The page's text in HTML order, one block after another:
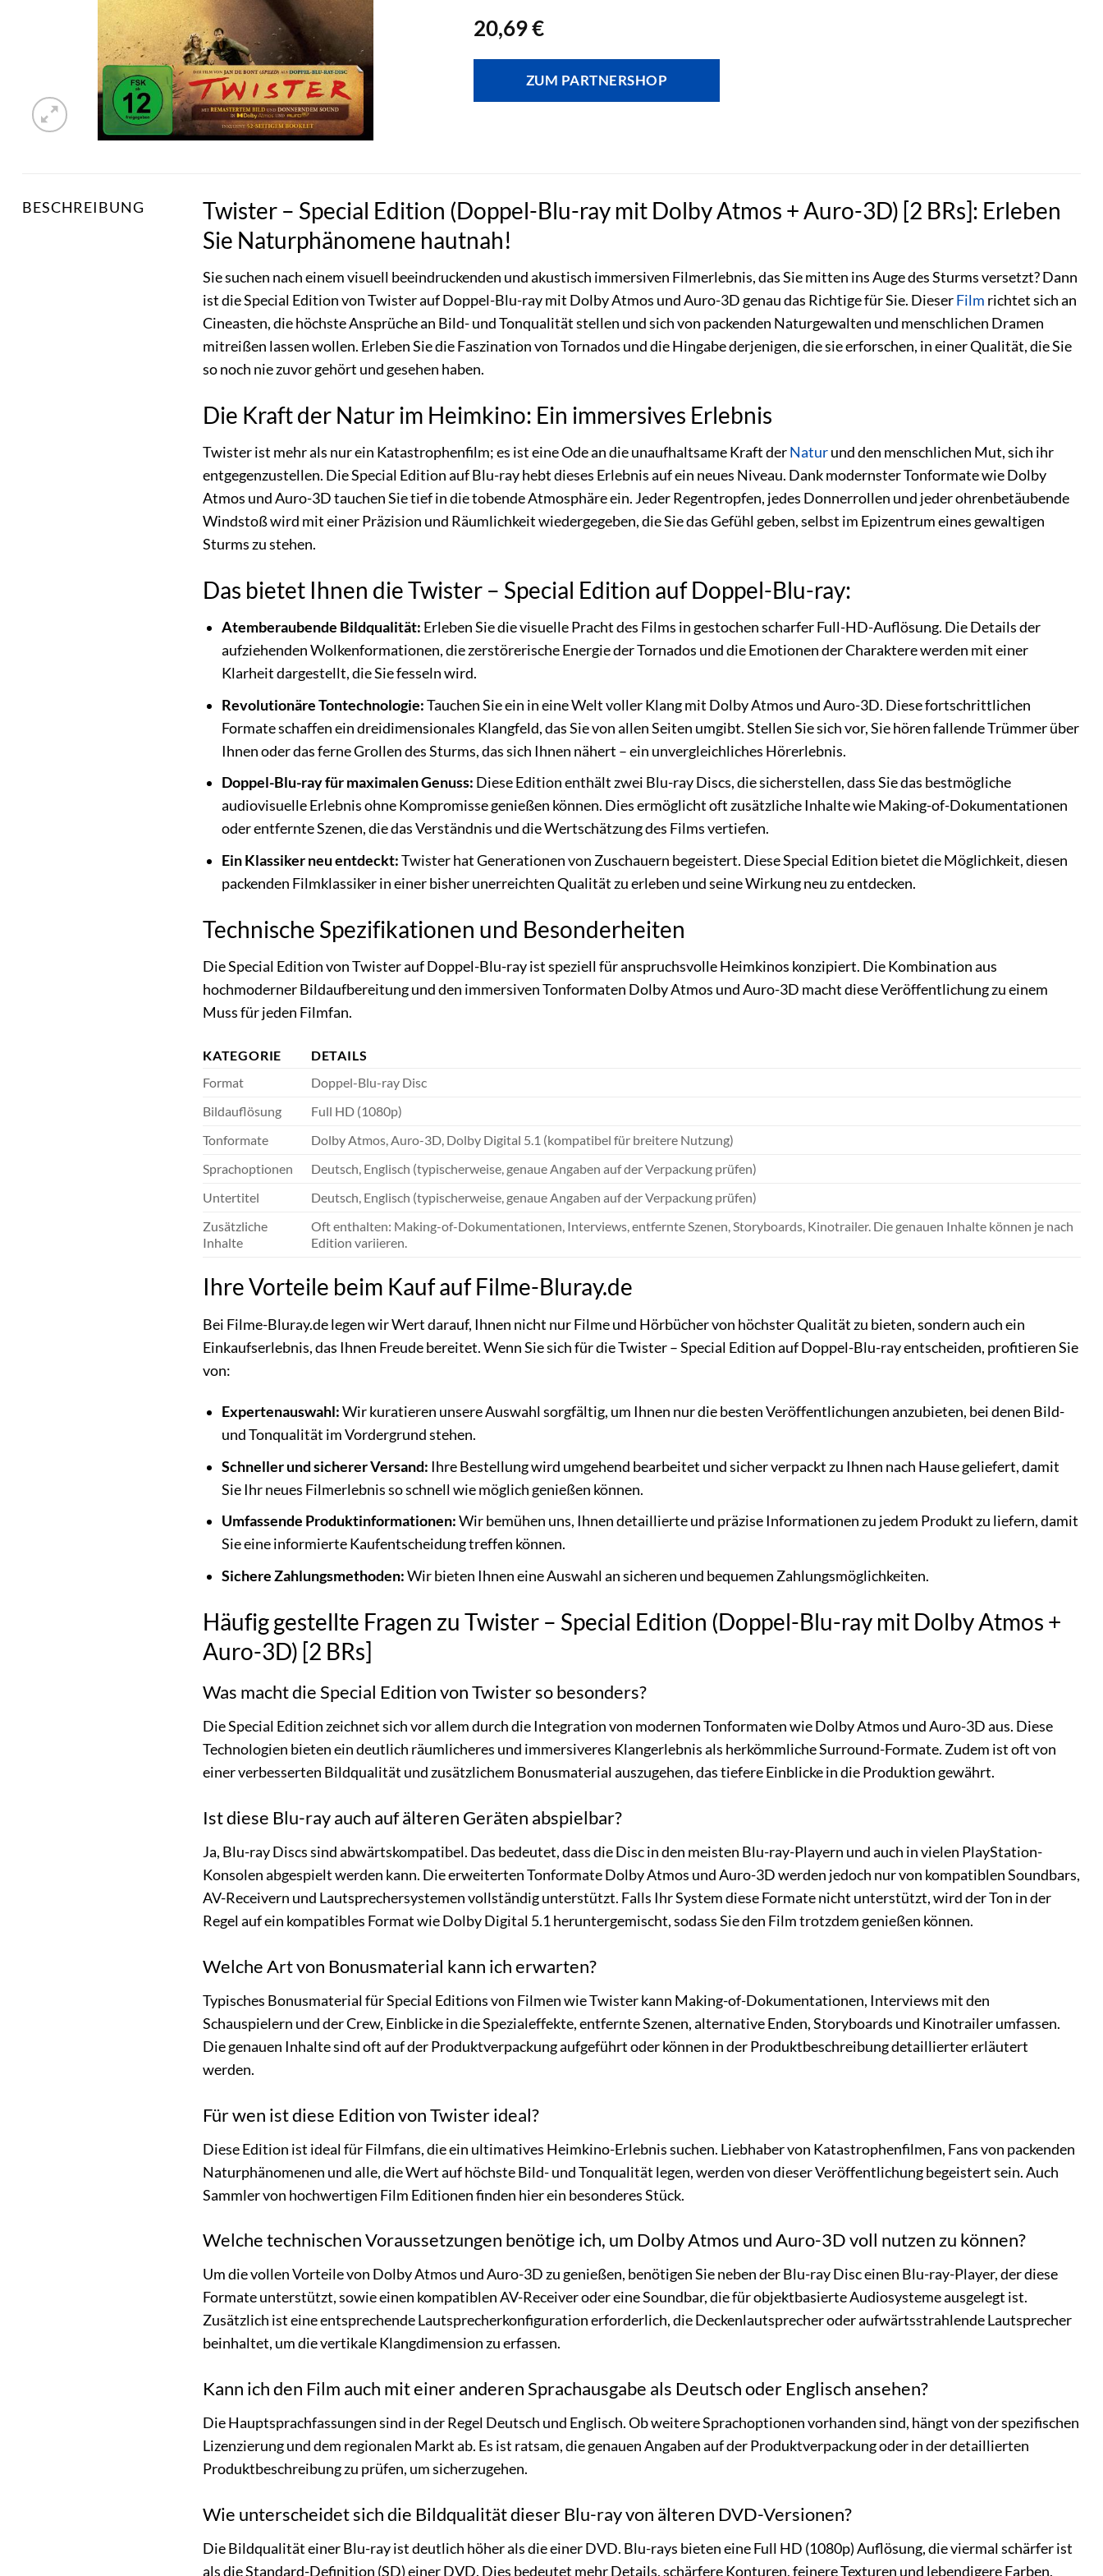
20,69€
ZUM PARTNERSHOP
BESCHREIBUNG
Twister – Special Edition (Doppel-Blu-ray mit Dolby Atmos + Auro-3D) [2 BRs]: Erleben
Sie Naturphänomene hautnah!
Sie suchen nach einem visuell beeindruckenden und akustisch immersiven Filmerlebnis, das Sie mitten ins Auge des Sturms versetzt? Dann
ist die Special Edition von Twister auf Doppel-Blu-ray mit Dolby Atmos und Auro-3D genau das Richtige für Sie. DieserFilm richtet sich an
Cineasten, die höchste Ansprüche an Bild- und Tonqualität stellen und sich von packenden Naturgewalten und menschlichen Dramen
mitreißen lassen wollen. Erleben Sie die Faszination von Tornados und die Hingabe derjenigen, die sie erforschen, in einer Qualität, die Sie
so noch nie zuvor gehört und gesehen haben.
Die Kraft der Natur im Heimkino: Ein immersives Erlebnis
Twister ist mehr als nur ein Katastrophenfilm; es ist eine Ode an die unaufhaltsame Kraft derNaturund den menschlichen Mut, sich ihr
entgegenzustellen. Die Special Edition auf Blu-ray hebt dieses Erlebnis auf ein neues Niveau. Dank modernster Tonformate wie Dolby
Atmos und Auro-3D tauchen Sie tief in die tobende Atmosphäre ein. Jeder Regentropfen, jedes Donnerrollen und jeder ohrenbetäubende
Windstoß wird mit einer Präzision und Räumlichkeit wiedergegeben, die Sie das Gefühl geben, selbst im Epizentrum eines gewaltigen
Sturms zu stehen.
Das bietet Ihnen die Twister – Special Edition auf Doppel-Blu-ray:
Atemberaubende Bildqualität: Erleben Sie die visuelle Pracht des Films in gestochen scharfer Full-HD-Auflösung. Die Details der
aufziehenden Wolkenformationen, die zerstörerische Energie der Tornados und die Emotionen der Charaktere werden mit einer
Klarheit dargestellt, die Sie fesseln wird.
Revolutionäre Tontechnologie:Tauchen Sie ein in eine Welt voller Klang mit Dolby Atmos und Auro-3D. Diese fortschrittlichen
Formate schaffen ein dreidimensionales Klangfeld, das Sie von allen Seiten umgibt. Stellen Sie sich vor, Sie hören fallende Trümmer über
Ihnen oder das ferne Grollen des Sturms, das sich Ihnen nähert – ein unvergleichliches Hörerlebnis.
Doppel-Blu-ray für maximalen Genuss: Diese Edition enthält zwei Blu-ray Discs, die sicherstellen, dass Sie das bestmögliche
audiovisuelle Erlebnis ohne Kompromisse genießen können. Dies ermöglicht oft zusätzliche Inhalte wie Making-of-Dokumentationen
oder entfernte Szenen, die das Verständnis und die Wertschätzung des Films vertiefen.
Ein Klassiker neu entdeckt:Twister hat Generationen von Zuschauern begeistert. Diese Special Edition bietet die Möglichkeit, diesen
packenden Filmklassiker in einer bisher unerreichten Qualität zu erleben und seine Wirkung neu zu entdecken.
Technische Spezifikationen und Besonderheiten
Die Special Edition von Twister auf Doppel-Blu-ray ist speziell für anspruchsvolle Heimkinos konzipiert. Die Kombination aus
hochmoderner Bildaufbereitung und den immersiven Tonformaten Dolby Atmos und Auro-3D macht diese Veröffentlichung zu einem
Muss für jeden Filmfan.
KATEGORIE
DETAILS
Format
Doppel-Blu-ray Disc
Bildauflösung
Full HD (1080p)
Tonformate
Dolby Atmos, Auro-3D, Dolby Digital 5.1 (kompatibel für breitere Nutzung)
Sprachoptionen
Deutsch, Englisch (typischerweise, genaue Angaben auf der Verpackung prüfen)
Untertitel
Deutsch, Englisch (typischerweise, genaue Angaben auf der Verpackung prüfen)
Zusätzliche
Inhalte
Oft enthalten: Making-of-Dokumentationen, Interviews, entfernte Szenen, Storyboards, Kinotrailer. Die genauen Inhalte können je nach
Edition variieren.
Ihre Vorteile beim Kauf auf Filme-Bluray.de
Bei Filme-Bluray.de legen wir Wert darauf, Ihnen nicht nur Filme und Hörbücher von höchster Qualität zu bieten, sondern auch ein
Einkaufserlebnis, das Ihnen Freude bereitet. Wenn Sie sich für die Twister – Special Edition auf Doppel-Blu-ray entscheiden, profitieren Sie
von:
Expertenauswahl:Wir kuratieren unsere Auswahl sorgfältig, um Ihnen nur die besten Veröffentlichungen anzubieten, bei denen Bild-
und Tonqualität im Vordergrund stehen.
Schneller und sicherer Versand: Ihre Bestellung wird umgehend bearbeitet und sicher verpackt zu Ihnen nach Hause geliefert, damit
Sie Ihr neues Filmerlebnis so schnell wie möglich genießen können.
Umfassende Produktinformationen:Wir bemühen uns, Ihnen detaillierte und präzise Informationen zu jedem Produkt zu liefern, damit
Sie eine informierte Kaufentscheidung treffen können.
Sichere Zahlungsmethoden:Wir bieten Ihnen eine Auswahl an sicheren und bequemen Zahlungsmöglichkeiten.
Häufig gestellte Fragen zu Twister – Special Edition (Doppel-Blu-ray mit Dolby Atmos +
Auro-3D) [2 BRs]
Was macht die Special Edition von Twister so besonders?
Die Special Edition zeichnet sich vor allem durch die Integration von modernen Tonformaten wie Dolby Atmos und Auro-3D aus. Diese
Technologien bieten ein deutlich räumlicheres und immersiveres Klangerlebnis als herkömmliche Surround-Formate. Zudem ist oft von
einer verbesserten Bildqualität und zusätzlichem Bonusmaterial auszugehen, das tiefere Einblicke in die Produktion gewährt.
Ist diese Blu-ray auch auf älteren Geräten abspielbar?
Ja, Blu-ray Discs sind abwärtskompatibel. Das bedeutet, dass die Disc in den meisten Blu-ray-Playern und auch in vielen PlayStation-
Konsolen abgespielt werden kann. Die erweiterten Tonformate Dolby Atmos und Auro-3D werden jedoch nur von kompatiblen Soundbars,
AV-Receivern und Lautsprechersystemen vollständig unterstützt. Falls Ihr System diese Formate nicht unterstützt, wird der Ton in der
Regel auf ein kompatibles Format wie Dolby Digital 5.1 heruntergemischt, sodass Sie den Film trotzdem genießen können.
Welche Art von Bonusmaterial kann ich erwarten?
Typisches Bonusmaterial für Special Editions von Filmen wie Twister kann Making-of-Dokumentationen, Interviews mit den
Schauspielern und der Crew, Einblicke in die Spezialeffekte, entfernte Szenen, alternative Enden, Storyboards und Kinotrailer umfassen.
Die genauen Inhalte sind oft auf der Produktverpackung aufgeführt oder können in der Produktbeschreibung detaillierter erläutert
werden.
Für wen ist diese Edition von Twister ideal?
Diese Edition ist ideal für Filmfans, die ein ultimatives Heimkino-Erlebnis suchen. Liebhaber von Katastrophenfilmen, Fans von packenden
Naturphänomenen und alle, die Wert auf höchste Bild- und Tonqualität legen, werden von dieser Veröffentlichung begeistert sein. Auch
Sammler von hochwertigen Film Editionen finden hier ein besonderes Stück.
Welche technischen Voraussetzungen benötige ich, um Dolby Atmos und Auro-3D voll nutzen zu können?
Um die vollen Vorteile von Dolby Atmos und Auro-3D zu genießen, benötigen Sie neben der Blu-ray Disc einen Blu-ray-Player, der diese
Formate unterstützt, sowie einen kompatiblen AV-Receiver oder eine Soundbar, die für objektbasierte Audiosysteme ausgelegt ist.
Zusätzlich ist eine entsprechende Lautsprecherkonfiguration erforderlich, die Deckenlautsprecher oder aufwärtsstrahlende Lautsprecher
beinhaltet, um die vertikale Klangdimension zu erfassen.
Kann ich den Film auch mit einer anderen Sprachausgabe als Deutsch oder Englisch ansehen?
Die Hauptsprachfassungen sind in der Regel Deutsch und Englisch. Ob weitere Sprachoptionen vorhanden sind, hängt von der spezifischen
Lizenzierung und dem regionalen Markt ab. Es ist ratsam, die genauen Angaben auf der Produktverpackung oder in der detaillierten
Produktbeschreibung zu prüfen, um sicherzugehen.
Wie unterscheidet sich die Bildqualität dieser Blu-ray von älteren DVD-Versionen?
Die Bildqualität einer Blu-ray ist deutlich höher als die einer DVD. Blu-rays bieten eine Full HD (1080p) Auflösung, die viermal schärfer ist
als die Standard-Definition (SD) einer DVD. Dies bedeutet mehr Details, schärfere Konturen, feinere Texturen und lebendigere Farben,